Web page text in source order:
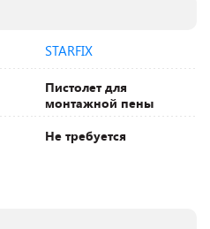
STARFIX
Пистолет для
монтажной пены
Не требуется